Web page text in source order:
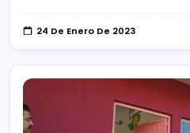
24 De Enero De 2023